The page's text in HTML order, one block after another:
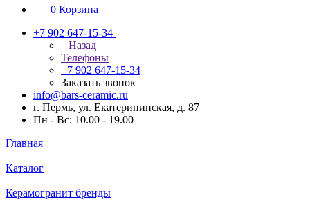
0 Корзина
+7 902 647-15-34
Назад
Телефоны
+7 902 647-15-34
Заказать звонок
info@bars-ceramic.ru
г. Пермь, ул. Екатерининская, д. 87
Пн - Вс: 10.00 - 19.00
Главная
Каталог
Керамогранит бренды